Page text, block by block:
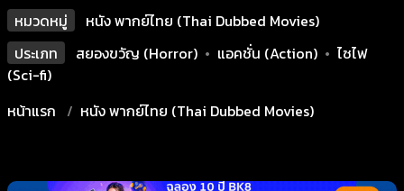
หมวดหมู่
หนัง พากย์ไทย (Thai Dubbed Movies)
ประเภท
สยองขวัญ (Horror) • แอคชั่น (Action) • ไซไฟ
(Sci-fi)
หน้าแรก
หนัง พากย์ไทย (Thai Dubbed Movies)